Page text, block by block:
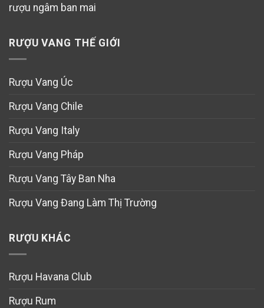
rượu ngâm ban mai
RƯỢU VANG THẾ GIỚI
Rượu Vang Úc
Rượu Vang Chile
Rượu Vang Italy
Rượu Vang Pháp
Rượu Vang Tây Ban Nha
Rượu Vang Đang Làm Thị Trường
RƯỢU KHÁC
Rượu Havana Club
Rượu Rum